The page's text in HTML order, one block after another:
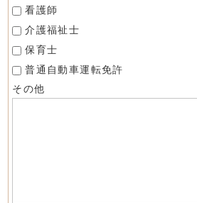
看護師
介護福祉士
保育士
普通自動車運転免許
その他